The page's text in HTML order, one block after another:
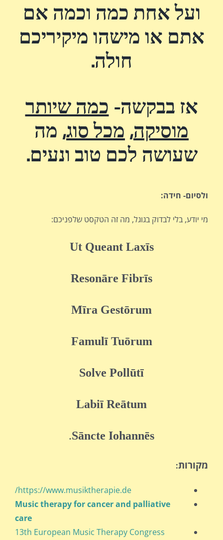
ועל אחת כמה וכמה אם
אתם או מישהו מיקיריכם
חולה.
אז בבקשה- כמה שיותר
מוסיקה, מכל סוג, מה
שעושה לכם טוב ונעים.
ולסיום- חידה:
מי יודע, בלי לבדוק בגוגל, מה זה הטקסט שלפניכם:
Ut Queant Laxīs
Resonāre Fibrīs
Mīra Gestōrum
Famulī Tuōrum
Solve Pollūtī
Labiī Reātum
Sāncte Iohannēs
.
מקורות:
https://www.musiktherapie.de/
Music therapy for cancer and palliative
care
13th European Music Therapy Congress